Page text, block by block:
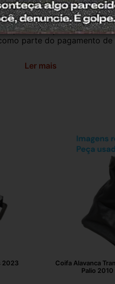
90 (noventa) dias a
o cliente poderá
parte do pagamento
Ler mais
2023
Coifa Alavanca
Palio